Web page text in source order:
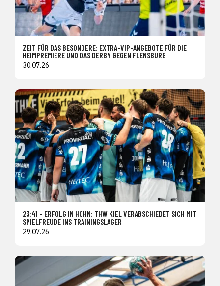
ZEIT FÜR DAS BESONDERE: EXTRA-VIP-ANGEBOTE FÜR DIE
HEIMPREMIERE UND DAS DERBY GEGEN FLENSBURG
30.07.26
23:41 – ERFOLG IN HOHN: THW KIEL VERABSCHIEDET SICH MIT
SPIELFREUDE INS TRAININGSLAGER
29.07.26